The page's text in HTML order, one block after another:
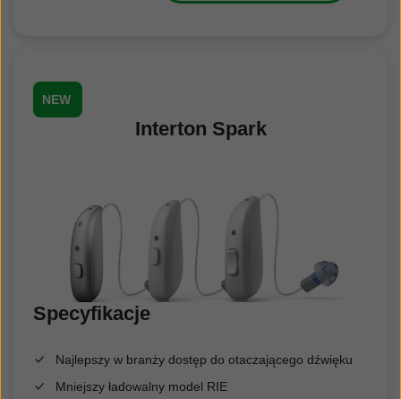
NEW
Interton Spark
Specyfikacje
Najlepszy w branży dostęp do otaczającego dźwięku
Mniejszy ładowalny model RIE